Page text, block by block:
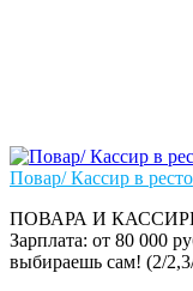
Повар/ Кассир в
ПОВАРА И
Зарплата: от 80 000
выбираешь сам! (2/